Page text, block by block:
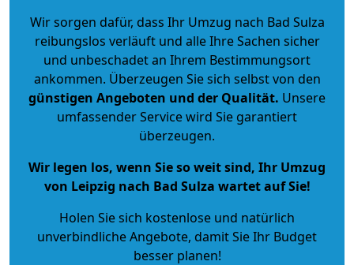
Wir sorgen dafür, dass Ihr Umzug nach Bad Sulza
reibungslos verläuft und alle Ihre Sachen sicher
und unbeschadet an Ihrem Bestimmungsort
ankommen. Überzeugen Sie sich selbst von den
günstigen Angeboten und der Qualität. Unsere
umfassender Service wird Sie garantiert
überzeugen.
Wir legen los, wenn Sie so weit sind, Ihr Umzug
von Leipzig nach Bad Sulza wartet auf Sie!
Holen Sie sich kostenlose und natürlich
unverbindliche Angebote, damit Sie Ihr Budget
besser planen!